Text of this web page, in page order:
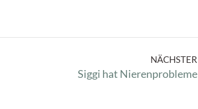
NÄCHSTER
Siggi hat Nierenprobleme